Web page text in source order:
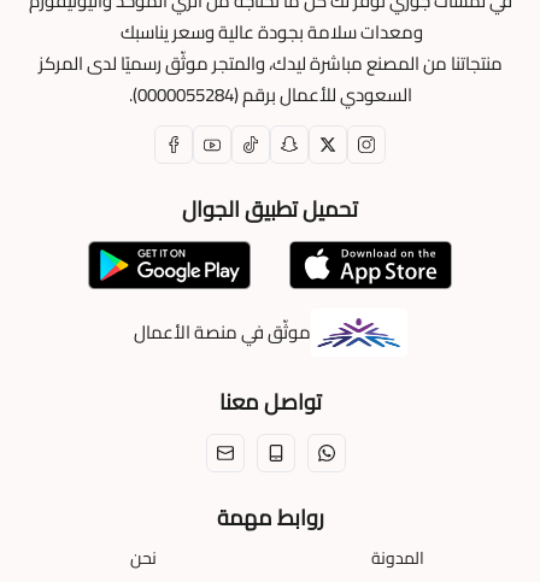
ومعدات سلامة بجودة عالية وسعر يناسبك
منتجاتنا من المصنع مباشرة ليدك، والمتجر موثّق رسميًا لدى المركز
السعودي للأعمال برقم (0000055284).
تحميل تطبيق الجوال
موثّق في منصة الأعمال
تواصل معنا
روابط مهمة
المدونة
نحن